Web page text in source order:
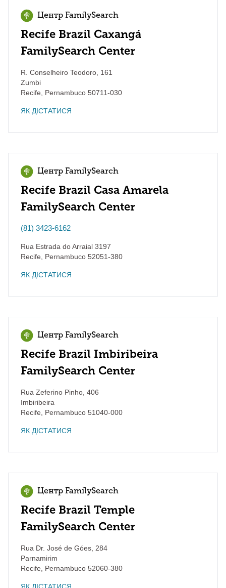
Центр FamilySearch
Recife Brazil Caxangá
FamilySearch Center
R. Conselheiro Teodoro, 161
Zumbi
Recife
Pernambuco 50711-030
ЯК ДІСТАТИСЯ
Центр FamilySearch
Recife Brazil Casa Amarela
FamilySearch Center
(81) 3423-6162
Rua Estrada do Arraial 3197
Recife
Pernambuco 52051-380
ЯК ДІСТАТИСЯ
Центр FamilySearch
Recife Brazil Imbiribeira
FamilySearch Center
Rua Zeferino Pinho, 406
Imbiribeira
Recife
Pernambuco 51040-000
ЯК ДІСТАТИСЯ
Центр FamilySearch
Recife Brazil Temple
FamilySearch Center
Rua Dr. José de Góes, 284
Parnamirim
Recife
Pernambuco 52060-380